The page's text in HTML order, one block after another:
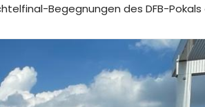
Begegnungen des DFB-Pokals